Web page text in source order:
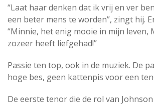
“Laat haar denken dat ik vrij en ver
een beter mens te worden”, zingt hij.
“Minnie, het enig mooie in mijn leven,
zozeer heeft liefgehad!”
Passie ten top, ook in de muziek. De
hoge bes, geen kattenpis voor een
De eerste tenor die de rol van